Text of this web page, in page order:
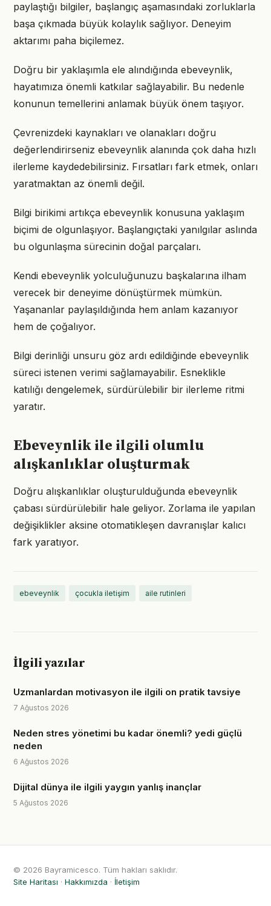
paylaştığı bilgiler, başlangıç aşamasındaki zorluklarla
başa çıkmada büyük kolaylık sağlıyor. Deneyim
aktarımı paha biçilemez.
Doğru bir yaklaşımla ele alındığında ebeveynlik,
hayatımıza önemli katkılar sağlayabilir. Bu nedenle
konunun temellerini anlamak büyük önem taşıyor.
Çevrenizdeki kaynakları ve olanakları doğru
değerlendirirseniz ebeveynlik alanında çok daha hızlı
ilerleme kaydedebilirsiniz. Fırsatları fark etmek, onları
yaratmaktan az önemli değil.
Bilgi birikimi artıkça ebeveynlik konusuna yaklaşım
biçimi de olgunlaşıyor. Başlangıçtaki yanılgılar aslında
bu olgunlaşma sürecinin doğal parçaları.
Kendi ebeveynlik yolculuğunuzu başkalarına ilham
verecek bir deneyime dönüştürmek mümkün.
Yaşananlar paylaşıldığında hem anlam kazanıyor
hem de çoğalıyor.
Bilgi derinliği unsuru göz ardı edildiğinde ebeveynlik
süreci istenen verimi sağlamayabilir. Esneklikle
katılığı dengelemek, sürdürülebilir bir ilerleme ritmi
yaratır.
Ebeveynlik ile ilgili olumlu
alışkanlıklar oluşturmak
Doğru alışkanlıklar oluşturulduğunda ebeveynlik
çabası sürdürülebilir hale geliyor. Zorlama ile yapılan
değişiklikler aksine otomatikleşen davranışlar kalıcı
fark yaratıyor.
ebeveynlik çocukla iletişim aile rutinleri
İlgili yazılar
Uzmanlardan motivasyon ile ilgili on pratik tavsiye
7 Ağustos 2026
Neden stres yönetimi bu kadar önemli? yedi güçlü
neden
6 Ağustos 2026
Dijital dünya ile ilgili yaygın yanlış inançlar
5 Ağustos 2026
© 2026 Bayramicesco. Tüm hakları saklıdır.
Site Haritası · Hakkımızda · İletişim